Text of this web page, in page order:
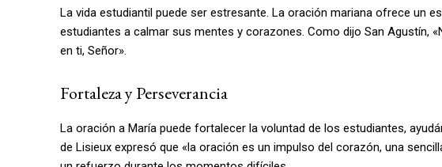
La vida estudiantil puede ser estresante. La oración mariana ofrece un
estudiantes a calmar sus mentes y corazones. Como dijo San Agustín,
en ti, Señor».
Fortaleza y Perseverancia
La oración a María puede fortalecer la voluntad de los estudiantes,
de Lisieux expresó que «la oración es un impulso del corazón, una